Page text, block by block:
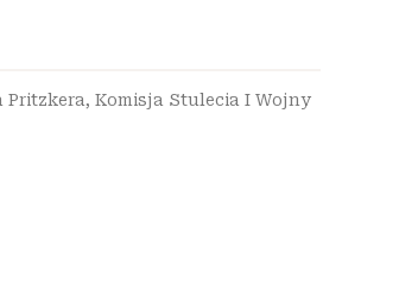
Pritzkera, Komisja Stulecia I Wojny